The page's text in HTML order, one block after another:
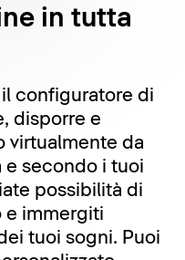
in tutta
configuratore di
disporre e
virtualmente da
e secondo i tuoi
possibilità di
e immergiti
tuoi sogni. Puoi